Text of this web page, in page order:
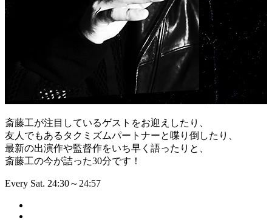
斎藤工が注目しているゲストをお迎えしたり、
友人でもあるタクミズムパートナーと喋り倒したり、
最新の出演作や監督作をいち早く語ったりと、
斎藤工の今が詰った30分です！
Every Sat. 24:30～24:57